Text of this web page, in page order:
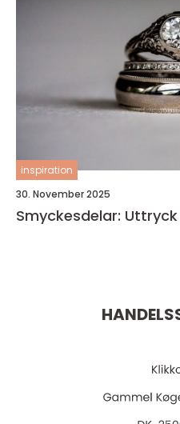
inspiration
30. November 2025
Smyckesdelar: